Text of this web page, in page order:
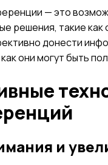
— это
решения, такие
донести
они могут быть
и